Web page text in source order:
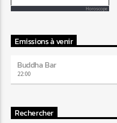
Horoscope
Emissions à venir
Buddha Bar
22:00
Rechercher